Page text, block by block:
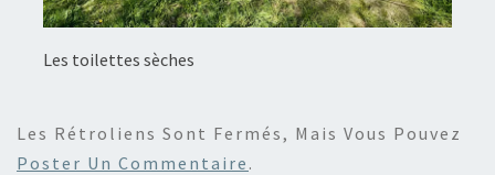
Les toilettes sèches
Les Rétroliens Sont Fermés, Mais Vous Pouvez
Poster Un Commentaire .